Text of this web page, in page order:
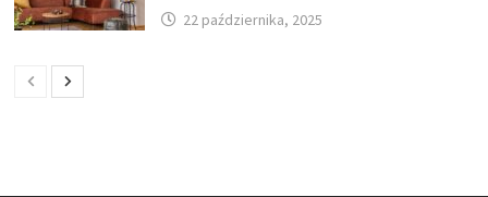
22 października, 2025